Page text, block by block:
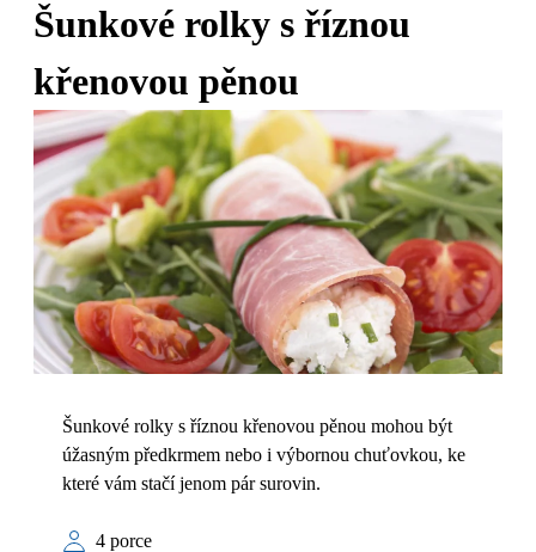
Šunkové rolky s říznou
křenovou pěnou
Šunkové rolky s říznou křenovou pěnou mohou být
úžasným předkrmem nebo i výbornou chuťovkou, ke
které vám stačí jenom pár surovin.
4 porce